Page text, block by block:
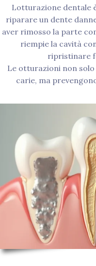
Lotturazione dentale
riparare un dente
aver rimosso la parte
riempie la cavità
ripristinare
Le otturazioni non
carie, ma